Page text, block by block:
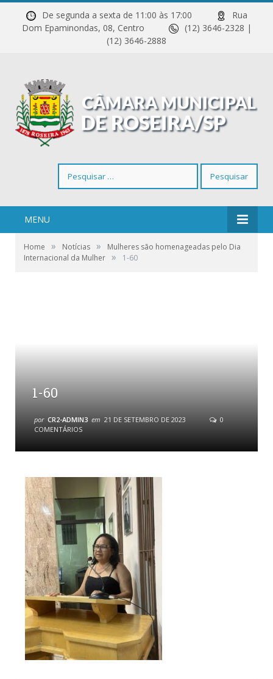
De segunda a sexta de 11:00 às 17:00
Rua
Dom Epaminondas, 08, Centro
(12) 3646-2328 |
(12) 3646-2888
por:
MENU
Home » Notícias »
Mulheres são homenageadas pelo Dia
Internacional da Mulher » 1-60
1-60
por CR2-ADMIN3 em 21 DE SETEMBRO DE 2023
0
COMENTÁRIOS